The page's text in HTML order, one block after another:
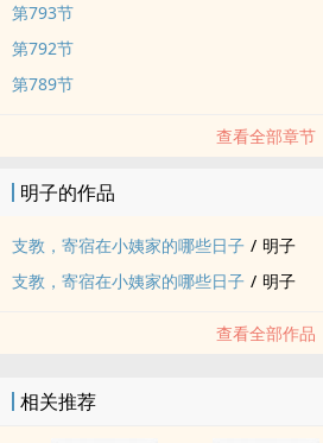
第793节
第792节
第789节
查看全部章节
明子的作品
支教，寄宿在小姨家的哪些日子 / 明子
支教，寄宿在小姨家的哪些日子 / 明子
查看全部作品
相关推荐